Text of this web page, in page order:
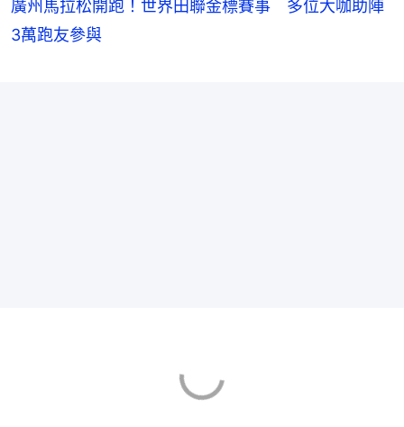
廣州馬拉松開跑！世界田聯金標賽事 多位大咖助陣
3萬跑友參與